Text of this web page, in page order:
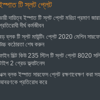
টি স্লট প্লেট
দায়িত্ব ইস্পাত টি স্লট প্লেট মরিচা প্রমাণ জারা
দীর্ঘ কর্মজীবন
ব্লক টি স্লট মাউন্টিং প্লেট 2020 মেশিন
কঠোরতা শেষ করুন
মিল্ট কিউ 235 স্টিল টি স্লট প্লেট 8020
2 গ্রেড ফ্ল্যাটনেস
ব্লক ইস্পাত সারফেস প্লেট রক্ষণাবেক্ষণ করা
প্রতিরোধ করে